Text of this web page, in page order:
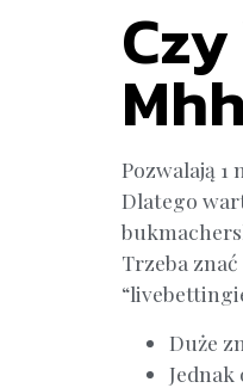
Pozwalają
Dlatego
Trzeba
Duże